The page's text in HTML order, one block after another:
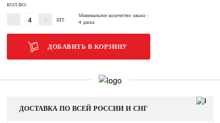
КОЛ-ВО:
- + ШТ.
Минимальное количество заказа-
4 диска
ДОБАВИТЬ В КОРЗИНУ
ДОСТАВКА ПО ВСЕЙ РОССИИ И СНГ